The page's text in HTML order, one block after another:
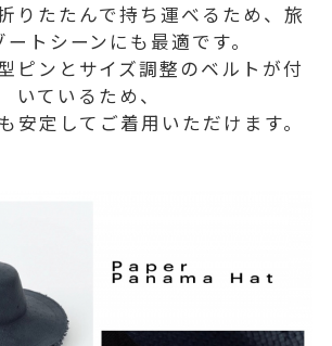
りたたんで持ち運べるため、旅
トシーンにも最適です。
ピンとサイズ調整のベルトが付
いているため、
安定してご着用いただけます。